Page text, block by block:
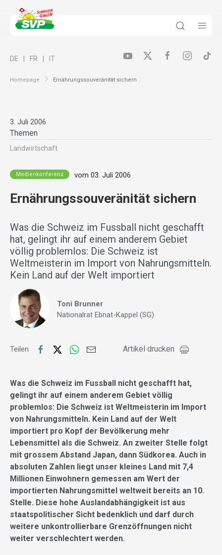
Homepage Ernährungssouveränität sichern
DE FR IT
3. Juli 2006
Themen
Landwirt­schaft
Medienkonferenz vom 03. Juli 2006
Ernährungssouveränität sichern
Was die Schweiz im Fussball nicht geschafft
hat, gelingt ihr auf einem anderem Gebiet
völlig problemlos: Die Schweiz ist
Weltmeisterin im Import von Nahrungsmitteln.
Kein Land auf der Welt importiert
Toni Brunner
Nationalrat Ebnat-Kappel (SG)
Teilen Artikel drucken
Was die Schweiz im Fussball nicht geschafft hat,
gelingt ihr auf einem anderem Gebiet völlig
problemlos: Die Schweiz ist Weltmeisterin im Import
von Nahrungsmitteln. Kein Land auf der Welt
importiert pro Kopf der Bevölkerung mehr
Lebensmittel als die Schweiz. An zweiter Stelle folgt
mit grossem Abstand Japan, dann Südkorea. Auch in
absoluten Zahlen liegt unser kleines Land mit 7,4
Millionen Einwohnern gemessen am Wert der
importierten Nahrungsmittel weltweit bereits an 10.
Stelle. Diese hohe Auslandabhängigkeit ist aus
staatspolitischer Sicht bedenklich und darf durch
weitere unkontrollierbare Grenzöffnungen nicht
weiter verschlechtert werden.